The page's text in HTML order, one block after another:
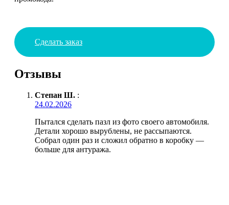
Сделать заказ
Отзывы
Степан Ш. :
24.02.2026
Пытался сделать пазл из фото своего автомобиля.
Детали хорошо вырублены, не рассыпаются.
Собрал один раз и сложил обратно в коробку —
больше для антуража.